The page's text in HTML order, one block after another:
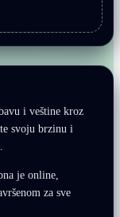
i veštine kroz
svoju brzinu i
je online,
za sve